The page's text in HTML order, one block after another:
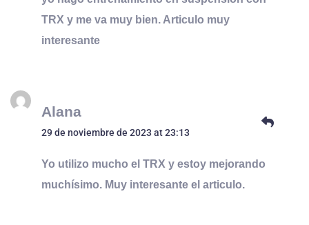
TRX y me va muy bien. Articulo muy
interesante
Alana
29 de noviembre de 2023 at 23:13
Yo utilizo mucho el TRX y estoy mejorando
muchísimo. Muy interesante el articulo.